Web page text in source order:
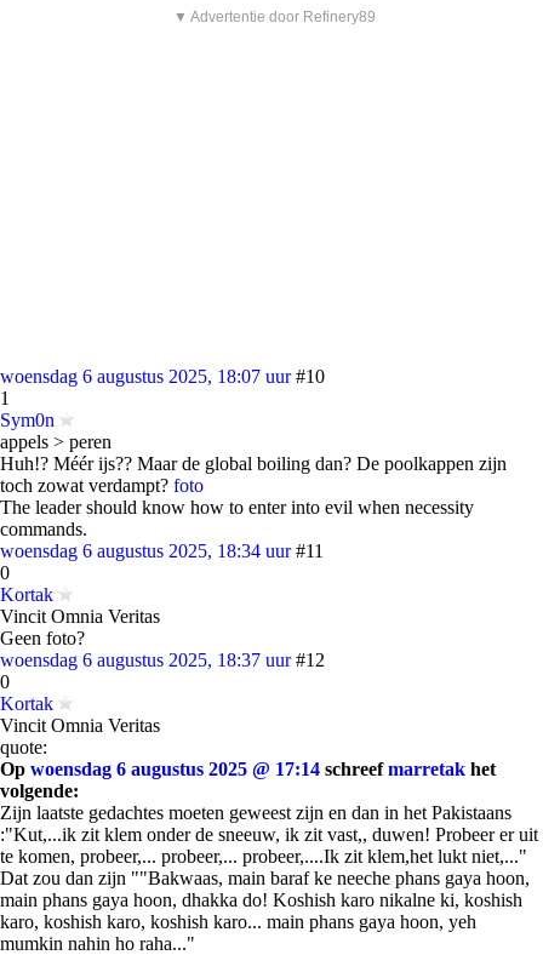
▼ Advertentie door Refinery89
woensdag 6 augustus 2025, 18:07 uur #10
1
Sym0n
appels > peren
Huh!? Méér ijs?? Maar de global boiling dan? De poolkappen zijn
toch zowat verdampt? foto
The leader should know how to enter into evil when necessity
commands.
woensdag 6 augustus 2025, 18:34 uur #11
0
Kortak
Vincit Omnia Veritas
Geen foto?
woensdag 6 augustus 2025, 18:37 uur #12
0
Kortak
Vincit Omnia Veritas
quote:
Op woensdag 6 augustus 2025 @ 17:14 schreefmarretak het
volgende:
Zijn laatste gedachtes moeten geweest zijn en dan in het Pakistaans
:"Kut,...ik zit klem onder de sneeuw, ik zit vast,, duwen! Probeer er uit
te komen, probeer,... probeer,... probeer,....Ik zit klem,het lukt niet,..."
Dat zou dan zijn ""Bakwaas, main baraf ke neeche phans gaya hoon,
main phans gaya hoon, dhakka do! Koshish karo nikalne ki, koshish
karo, koshish karo, koshish karo... main phans gaya hoon, yeh
mumkin nahin ho raha..."